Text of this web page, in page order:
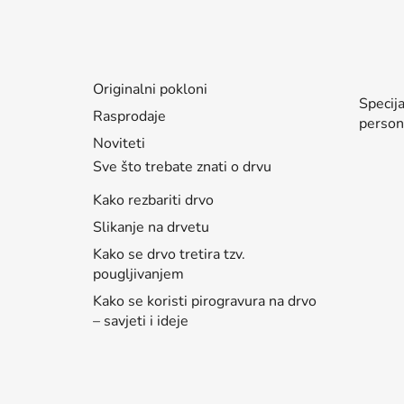
Originalni pokloni
Rasprodaje
Noviteti
Sve što trebate znati o drvu
Kako rezbariti drvo
Slikanje na drvetu
Kako se drvo tretira tzv.
pougljivanjem
Kako se koristi pirogravura na drvo
– savjeti i ideje